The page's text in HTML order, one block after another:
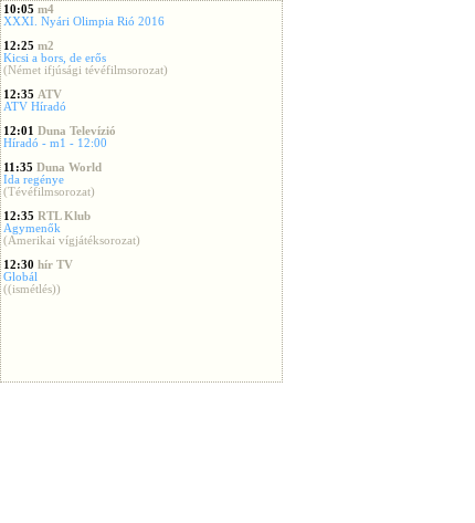
10:05 m4
XXXI. Nyári Olimpia Rió 2016
12:25 m2
Kicsi a bors, de erős
(Német ifjúsági tévéfilmsorozat)
12:35 ATV
ATV Híradó
12:01 Duna Televízió
Híradó - m1 - 12:00
11:35 Duna World
Ida regénye
(Tévéfilmsorozat)
12:35 RTL Klub
Agymenők
(Amerikai vígjátéksorozat)
12:30 hír TV
Globál
((ismétlés))